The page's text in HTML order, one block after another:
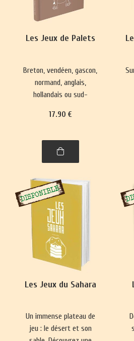
Les Jeux de Palets
Breton, vendéen, gascon,
normand, anglais,
hollandais ou sud-
se pratique presque
emmènera à la découverte
de nombre de ses
peu surprenantes.
17.90 €
Les Jeux du Sahara
Un immense plateau de
jeu : le désert et son